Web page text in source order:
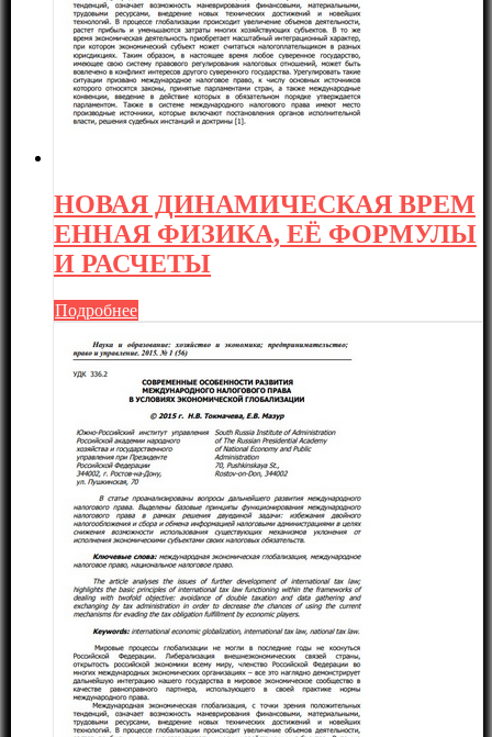
НОВАЯ ДИНАМИЧЕСКАЯ ВРЕМ
ЕННАЯ ФИЗИКА, ЕЁ ФОРМУЛЫ
И РАСЧЕТЫ
Подробнее